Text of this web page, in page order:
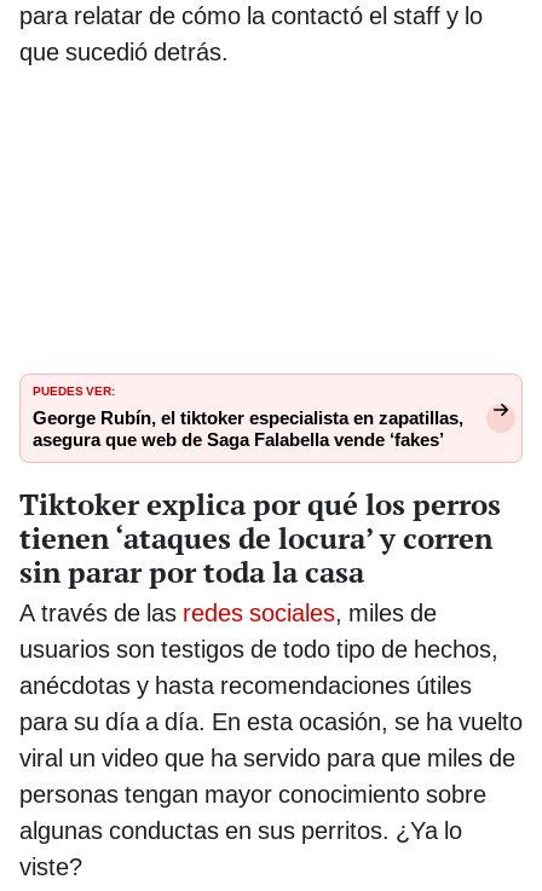
para relatar de cómo la contactó el staff y lo
que sucedió detrás.
PUEDES VER:
George Rubín, el tiktoker especialista en zapatillas,
asegura que web de Saga Falabella vende ‘fakes’
Tiktoker explica por qué los perros
tienen ‘ataques de locura’ y corren
sin parar por toda la casa
A través de las redes sociales, miles de
usuarios son testigos de todo tipo de hechos,
anécdotas y hasta recomendaciones útiles
para su día a día. En esta ocasión, se ha vuelto
viral un video que ha servido para que miles de
personas tengan mayor conocimiento sobre
algunas conductas en sus perritos. ¿Ya lo
viste?